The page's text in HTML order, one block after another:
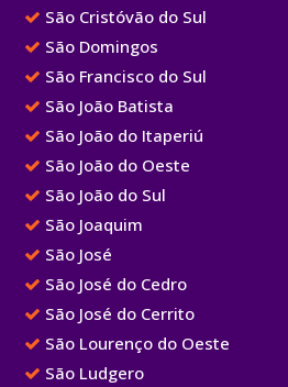
São Cristóvão do Sul
São Domingos
São Francisco do Sul
São João Batista
São João do Itaperiú
São João do Oeste
São João do Sul
São Joaquim
São José
São José do Cedro
São José do Cerrito
São Lourenço do Oeste
São Ludgero